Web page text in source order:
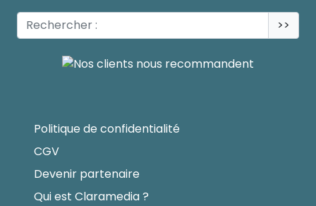
>>
Politique de confidentialité
CGV
Devenir partenaire
Qui est Claramedia ?